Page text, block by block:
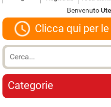
Benvenuto
Clicca qui per le
Categorie